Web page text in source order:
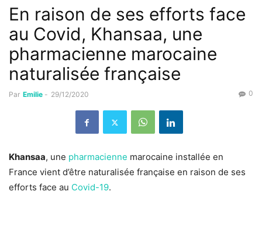
En raison de ses efforts face
au Covid, Khansaa, une
pharmacienne marocaine
naturalisée française
Par Emilie - 29/12/2020 0
Khansaa, une pharmacienne marocaine installée en
France vient d’être naturalisée française en raison de ses
efforts face au Covid-19.